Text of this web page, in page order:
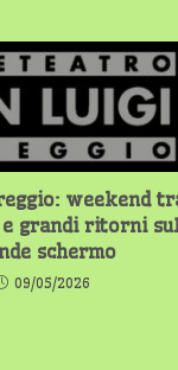
weekend
grandi ritorni
schermo
09/05/2026